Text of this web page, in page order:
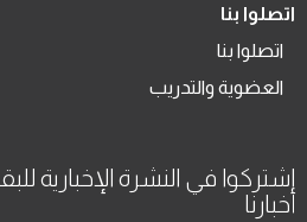
اتصلوا بنا
اتصلوا بنا
العضوية والتدريب
اشتركوا في النشرة الإخبارية
أخبارنا